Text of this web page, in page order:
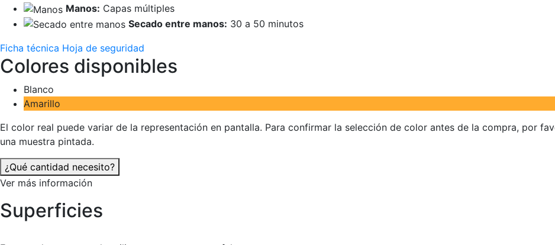
Manos: Capas múltiples
Secado entre manos: 30 a 50 minutos
Ficha técnica Hoja de seguridad
Colores disponibles
Blanco
Amarillo
El color real puede variar de la representación en pantalla. Para confirmar la selección de color antes de la compra, por
una muestra pintada.
¿Qué cantidad necesito?
Ver más información
Superficies